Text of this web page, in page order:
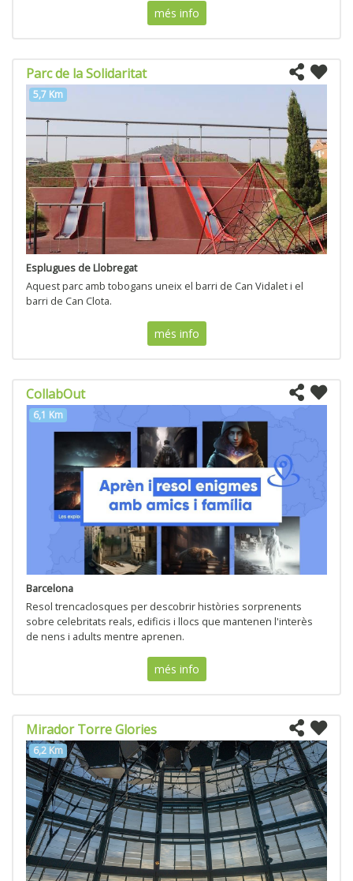
més info
Parc de la Solidaritat
5,7 Km
Esplugues de Llobregat
Aquest parc amb tobogans uneix el barri de Can Vidalet i el
barri de Can Clota.
més info
CollabOut
6,1 Km
Barcelona
Resol trencaclosques per descobrir històries sorprenents
sobre celebritats reals, edificis i llocs que mantenen l'interès
de nens i adults mentre aprenen.
més info
Mirador Torre Glories
6,2 Km